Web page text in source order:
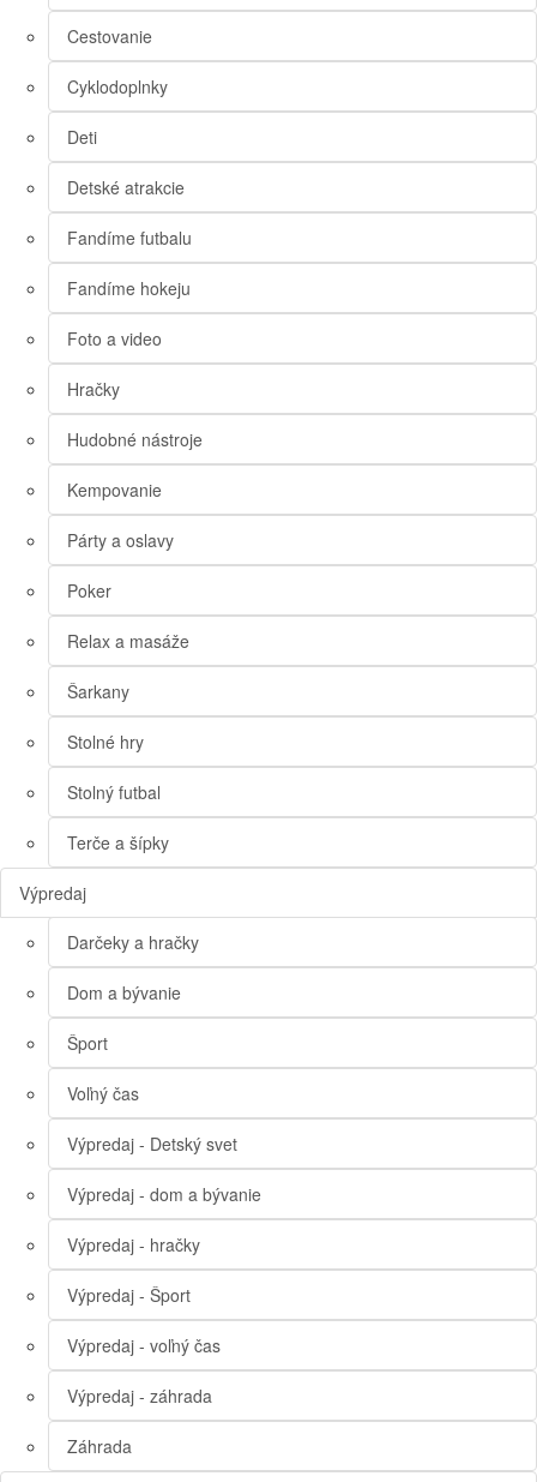
Cestovanie
Cyklodoplnky
Deti
Detské atrakcie
Fandíme futbalu
Fandíme hokeju
Foto a video
Hračky
Hudobné nástroje
Kempovanie
Párty a oslavy
Poker
Relax a masáže
Šarkany
Stolné hry
Stolný futbal
Terče a šípky
Výpredaj
Darčeky a hračky
Dom a bývanie
Šport
Voľný čas
Výpredaj - Detský svet
Výpredaj - dom a bývanie
Výpredaj - hračky
Výpredaj - Šport
Výpredaj - voľný čas
Výpredaj - záhrada
Záhrada